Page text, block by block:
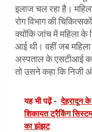
इलाज चल रहा है।
रोग विभाग की
क्योंकि जांच में महिला
आई थी। वहीं जब
अस्पताल के एसटीआई
तो उसने कहा कि निजी
यह भी पढ़ें - देहरादून
शिकायत ट्रैकिंग
का झंझट